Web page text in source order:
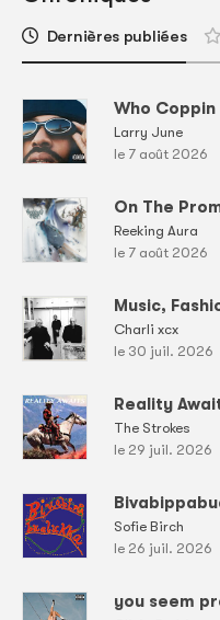
Dernières publiées
Who Coppin
Larry June
le 7 août 2026
On The
Reeking Aura
le 7 août 2026
Music,
Charli xcx
le 30 juil. 2026
Reality
The Strokes
le 29 juil. 2026
Sofie Birch
le 26 juil. 2026
you seem